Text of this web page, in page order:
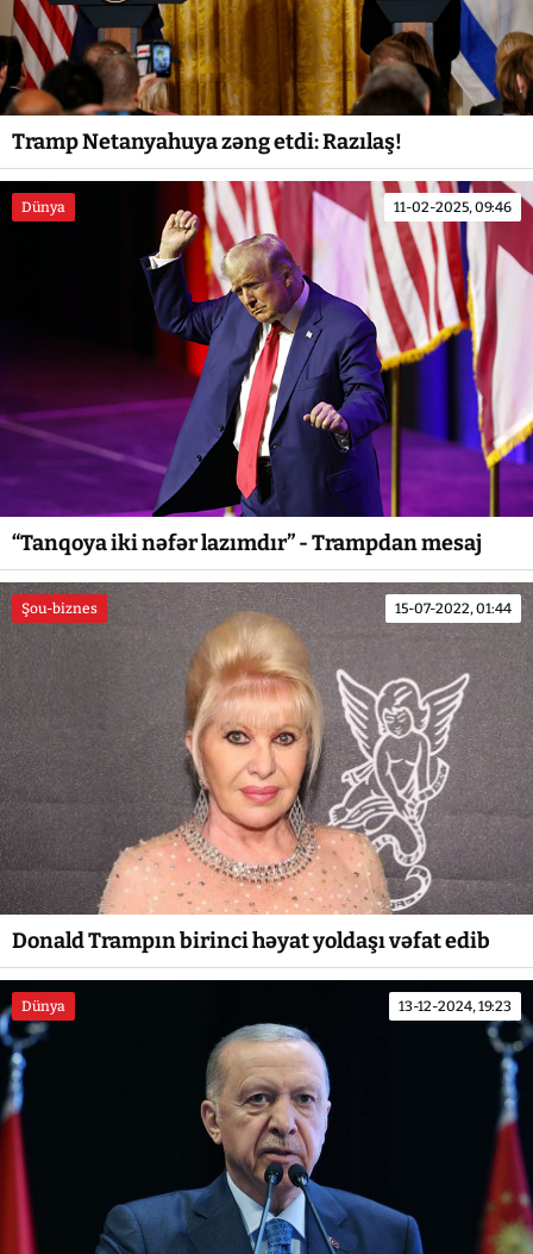
Tramp Netanyahuya zəng etdi: Razılaş!
Dünya 11-02-2025, 09:46
“Tanqoya iki nəfər lazımdır” - Trampdan mesaj
Şou-biznes 15-07-2022, 01:44
Donald Trampın birinci həyat yoldaşı vəfat edib
Dünya 13-12-2024, 19:23